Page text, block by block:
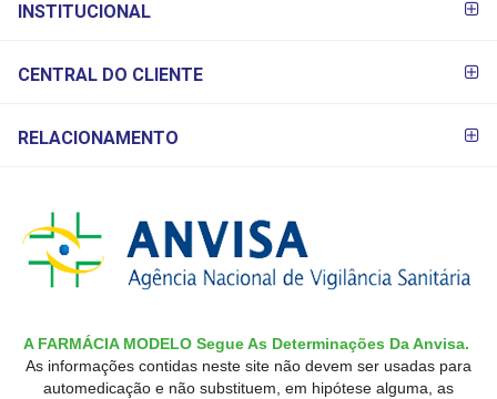
INSTITUCIONAL
CENTRAL DO CLIENTE
RELACIONAMENTO
A FARMÁCIA MODELO Segue As Determinações Da Anvisa.
As informações contidas neste site não devem ser usadas para
automedicação e não substituem, em hipótese alguma, as